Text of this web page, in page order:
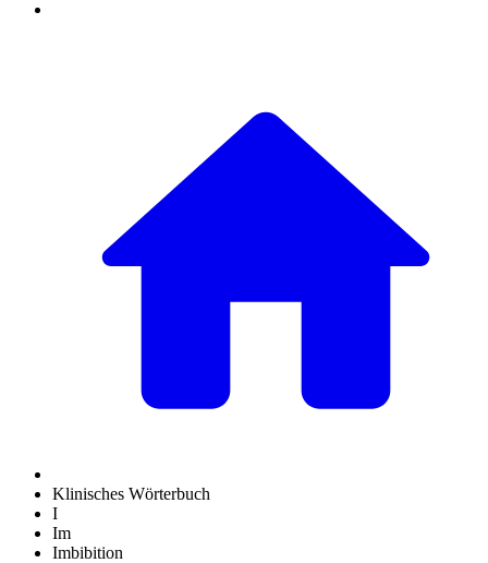
Klinisches Wörterbuch
I
Im
Imbibition